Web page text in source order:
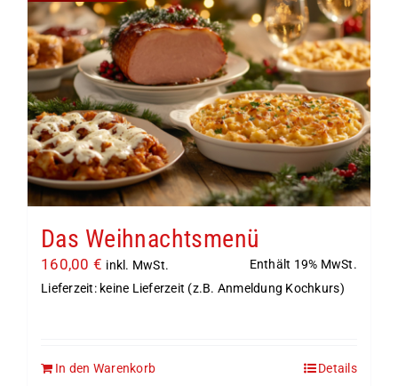
Das Weihnachtsmenü
160,00 € inkl. MwSt.
Enthält 19% MwSt.
Lieferzeit: keine Lieferzeit (z.B. Anmeldung Kochkurs)
In den Warenkorb Details